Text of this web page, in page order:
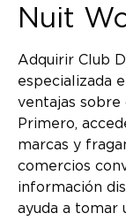
Nuit
Adquirir Club
especializada
ventajas sobre
Primero,
marcas y
comercios
información
ayuda a tomar